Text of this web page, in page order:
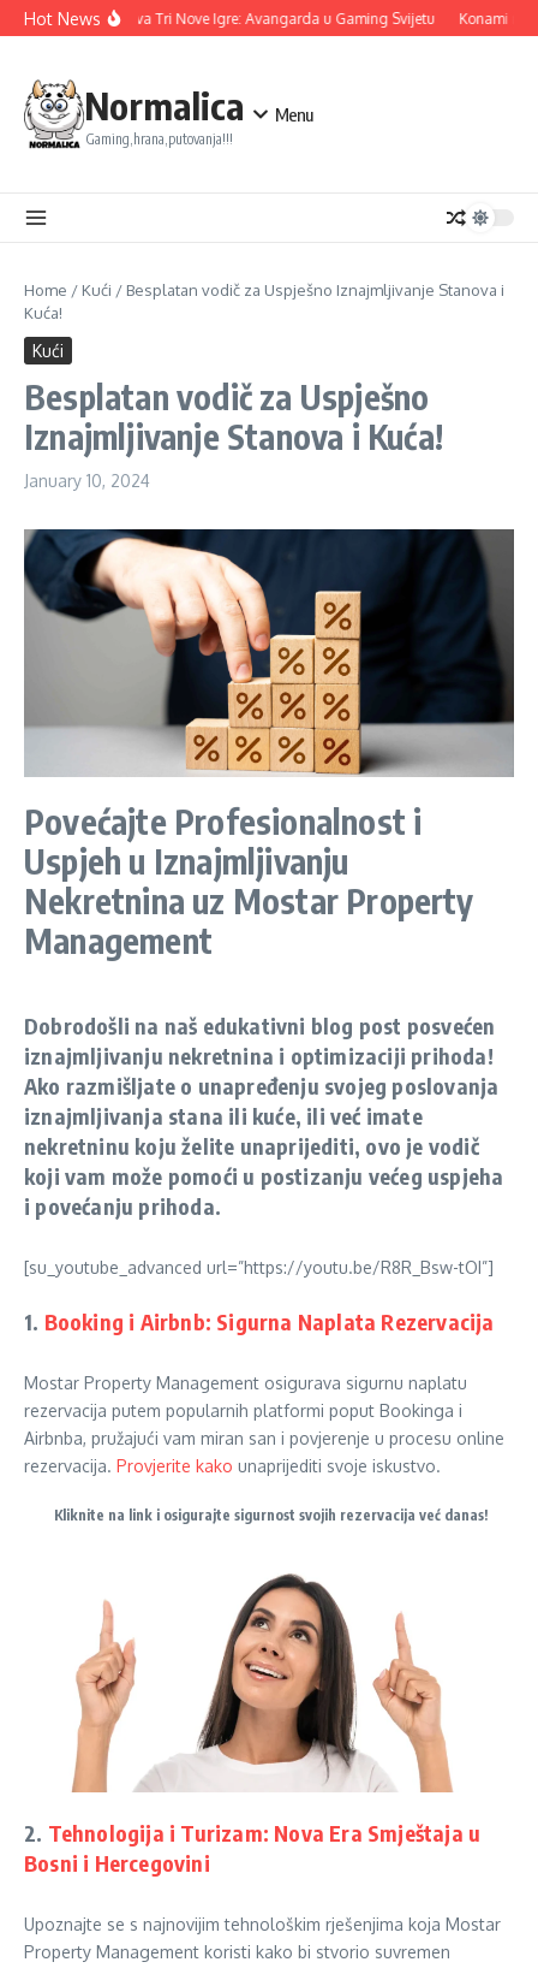
Skip to content
Hot News
Ubisoft Otkriva Tri Nove Igre: Avangarda u Gaming Svijetu Konami
Normalica
Gaming,hrana,putovanja!!!
Menu
Home / Kući / Besplatan vodič za Uspješno Iznajmljivanje Stanova i
Kuća!
Kući
Besplatan vodič za Uspješno
Iznajmljivanje Stanova i Kuća!
January 10, 2024
Povećajte Profesionalnost i
Uspjeh u Iznajmljivanju
Nekretnina uz Mostar Property
Management
Dobrodošli na naš edukativni blog post posvećen
iznajmljivanju nekretnina i optimizaciji prihoda!
Ako razmišljate o unapređenju svojeg poslovanja
iznajmljivanja stana ili kuće, ili već imate
nekretninu koju želite unaprijediti, ovo je vodič
koji vam može pomoći u postizanju većeg uspjeha
i povećanju prihoda.
[su_youtube_advanced url=”https://youtu.be/R8R_Bsw-tOI”]
1. Booking i Airbnb: Sigurna Naplata Rezervacija
Mostar Property Management osigurava sigurnu naplatu
rezervacija putem popularnih platformi poput Bookinga i
Airbnba, pružajući vam miran san i povjerenje u procesu online
rezervacija. Provjerite kako unaprijediti svoje iskustvo.
Kliknite na link i osigurajte sigurnost svojih rezervacija već danas!
2. Tehnologija i Turizam: Nova Era Smještaja u
Bosni i Hercegovini
Upoznajte se s najnovijim tehnološkim rješenjima koja Mostar
Property Management koristi kako bi stvorio suvremen